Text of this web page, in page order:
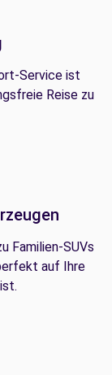
Service ist
Reise zu
Familien-SUVs
auf Ihre